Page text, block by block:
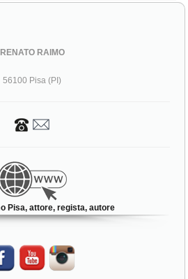
RENATO RAIMO
56100 Pisa (PI)
Pisa, attore, regista, autore